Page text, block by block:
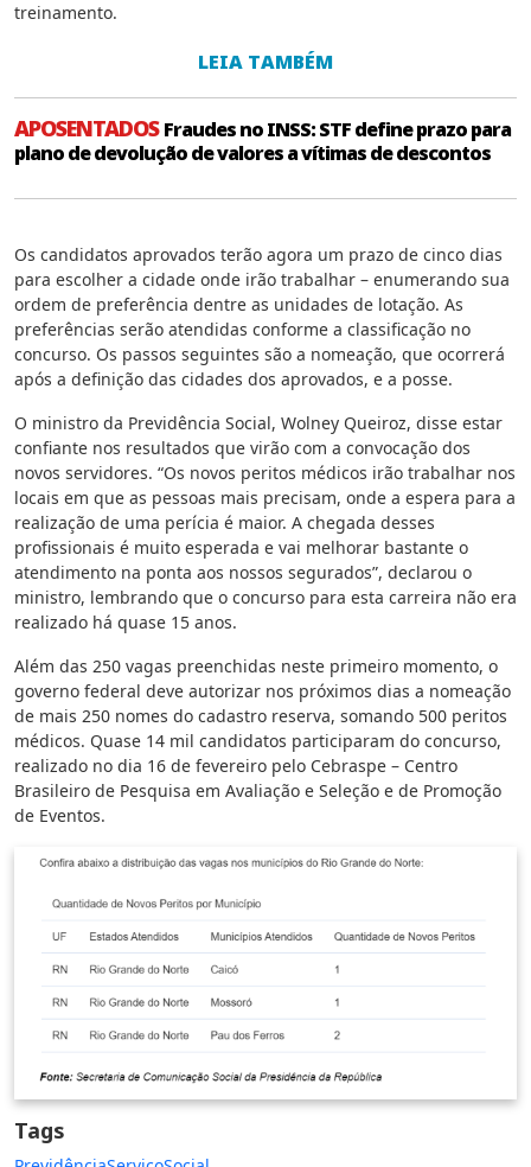
treinamento.
LEIA TAMBÉM
APOSENTADOSFraudes no INSS: STF define prazo para
plano de devolução de valores a vítimas de descontos
Os candidatos aprovados terão agora um prazo de cinco dias
para escolher a cidade onde irão trabalhar – enumerando sua
ordem de preferência dentre as unidades de lotação. As
preferências serão atendidas conforme a classificação no
concurso. Os passos seguintes são a nomeação, que ocorrerá
após a definição das cidades dos aprovados, e a posse.
O ministro da Previdência Social, Wolney Queiroz, disse estar
confiante nos resultados que virão com a convocação dos
novos servidores. “Os novos peritos médicos irão trabalhar nos
locais em que as pessoas mais precisam, onde a espera para a
realização de uma perícia é maior. A chegada desses
profissionais é muito esperada e vai melhorar bastante o
atendimento na ponta aos nossos segurados”, declarou o
ministro, lembrando que o concurso para esta carreira não era
realizado há quase 15 anos.
Além das 250 vagas preenchidas neste primeiro momento, o
governo federal deve autorizar nos próximos dias a nomeação
de mais 250 nomes do cadastro reserva, somando 500 peritos
médicos. Quase 14 mil candidatos participaram do concurso,
realizado no dia 16 de fevereiro pelo Cebraspe – Centro
Brasileiro de Pesquisa em Avaliação e Seleção e de Promoção
de Eventos.
Tags